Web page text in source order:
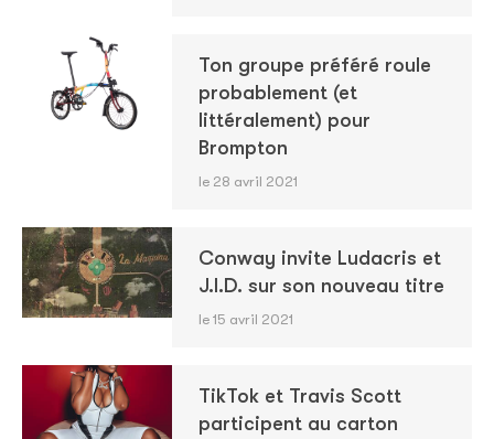
Ton groupe préféré roule
probablement (et
littéralement) pour
Brompton
le 28 avril 2021
Conway invite Ludacris et
J.I.D. sur son nouveau titre
le 15 avril 2021
TikTok et Travis Scott
participent au carton